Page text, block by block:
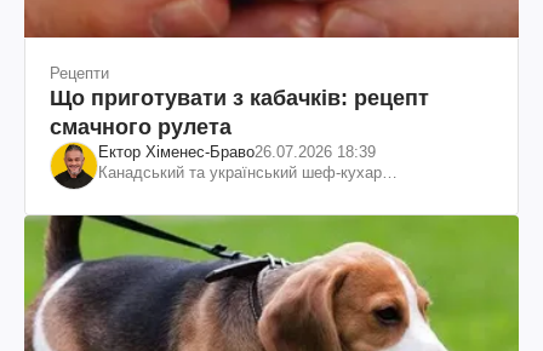
Рецепти
Що приготувати з кабачків: рецепт
смачного рулета
Ектор Хіменес-Браво26.07.2026 18:39
Канадський та український шеф-кухар